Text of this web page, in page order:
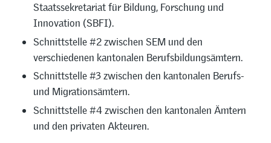
Staatssekretariat für Bildung, Forschung und
Innovation (SBFI).
Schnittstelle #2 zwischen SEM und den
verschiedenen kantonalen Berufsbildungsämtern.
Schnittstelle #3 zwischen den kantonalen Berufs-
und Migrationsämtern.
Schnittstelle #4 zwischen den kantonalen Ämtern
und den privaten Akteuren.